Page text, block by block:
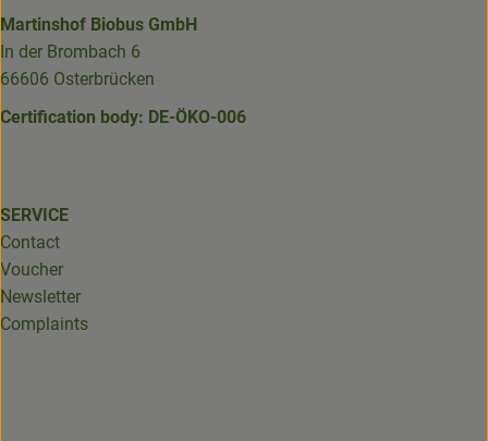
Martinshof Biobus GmbH
In der Brombach 6
66606 Osterbrücken
Certification body: DE-ÖKO-006
SERVICE
Contact
Voucher
Newsletter
Complaints